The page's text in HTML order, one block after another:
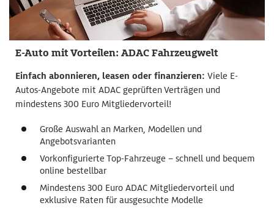
E-Auto mit Vorteilen: ADAC Fahrzeugwelt
Einfach abonnieren, leasen oder finanzieren: Viele E-
Autos-Angebote mit ADAC geprüften Verträgen und
mindestens 300 Euro Mitgliedervorteil!
Große Auswahl an Marken, Modellen und
Angebotsvarianten
Vorkonfigurierte Top-Fahrzeuge – schnell und bequem
online bestellbar
Mindestens 300 Euro ADAC Mitgliedervorteil und
exklusive Raten für ausgesuchte Modelle